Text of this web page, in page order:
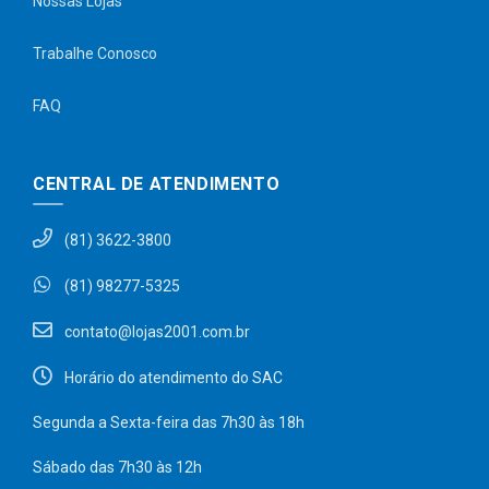
Trabalhe Conosco
FAQ
CENTRAL DE ATENDIMENTO
(81) 3622-3800
(81) 98277-5325
contato@lojas2001.com.br
Horário do atendimento do SAC
Segunda a Sexta-feira das 7h30 às 18h
Sábado das 7h30 às 12h